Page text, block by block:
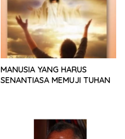
MANUSIA YANG HARUS
SENANTIASA MEMUJI TUHAN